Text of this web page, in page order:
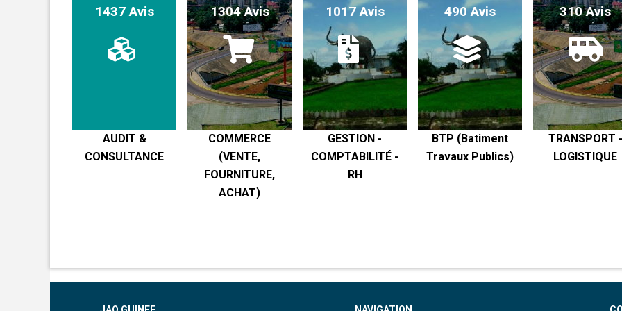
1437 Avis
AUDIT &
CONSULTANCE
1304 Avis
COMMERCE
(VENTE,
FOURNITURE,
ACHAT)
1017 Avis
GESTION -
COMPTABILITÉ -
RH
490 Avis
BTP (Batiment
Travaux Publics)
310 Avis
TRANSPORT -
LOGISTIQUE